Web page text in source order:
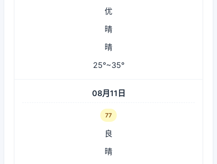
优
晴
晴
25°~35°
08月11日
77
良
晴